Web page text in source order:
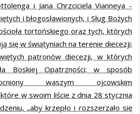
i Jana Chrzciciela Vianneya -
i błogosławionych, i Sług Bożych
tortońskiego oraz tych, których
się w świątyniach na terenie diecezji;
patronów diecezji, w których
Boskiej Opatrzności; w sposób
waszym ojcowskim
w swoim liście z dnia 28 stycznia
„aby krzepło i rozszerzało się